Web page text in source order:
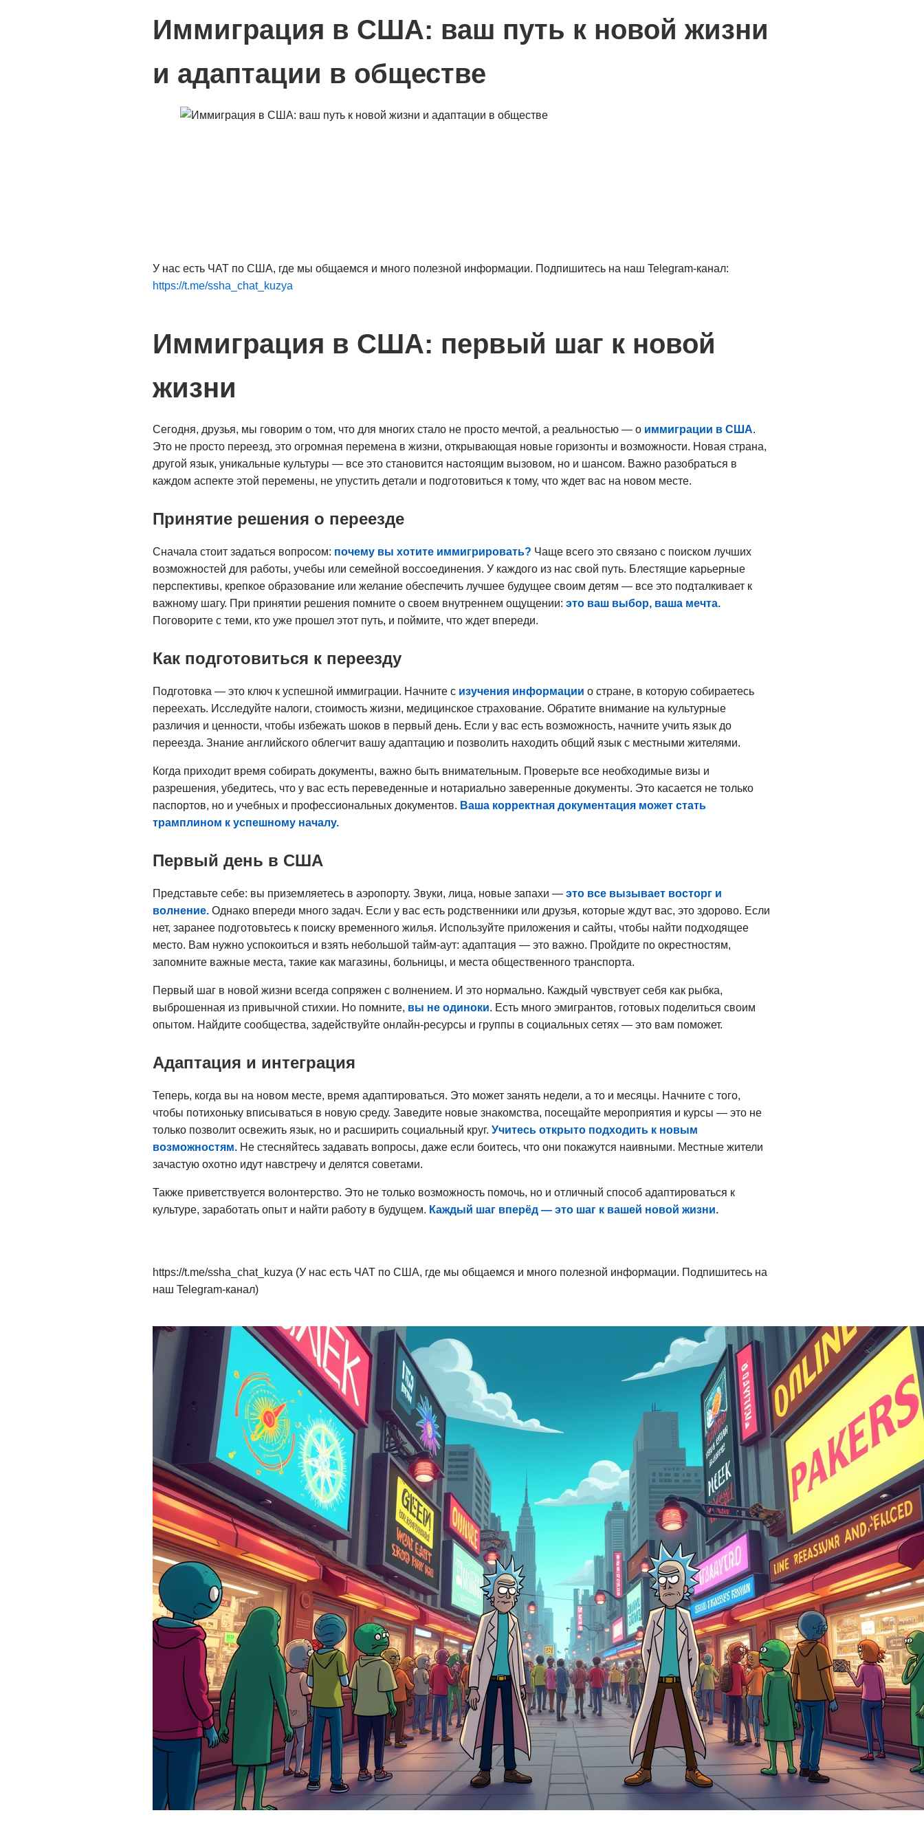
Иммиграция в США: ваш путь к новой жизни
и адаптации в обществе
У нас есть ЧАТ по США, где мы общаемся и много полезной информации. Подпишитесь на наш Telegram-канал:
https://t.me/ssha_chat_kuzya
Иммиграция в США: первый шаг к новой
жизни
Сегодня, друзья, мы говорим о том, что для многих стало не просто мечтой, а реальностью — о иммиграции в США.
Это не просто переезд, это огромная перемена в жизни, открывающая новые горизонты и возможности. Новая страна,
другой язык, уникальные культуры — все это становится настоящим вызовом, но и шансом. Важно разобраться в
каждом аспекте этой перемены, не упустить детали и подготовиться к тому, что ждет вас на новом месте.
Принятие решения о переезде
Сначала стоит задаться вопросом: почему вы хотите иммигрировать? Чаще всего это связано с поиском лучших
возможностей для работы, учебы или семейной воссоединения. У каждого из нас свой путь. Блестящие карьерные
перспективы, крепкое образование или желание обеспечить лучшее будущее своим детям — все это подталкивает к
важному шагу. При принятии решения помните о своем внутреннем ощущении: это ваш выбор, ваша мечта.
Поговорите с теми, кто уже прошел этот путь, и поймите, что ждет впереди.
Как подготовиться к переезду
Подготовка — это ключ к успешной иммиграции. Начните с изучения информации о стране, в которую собираетесь
переехать. Исследуйте налоги, стоимость жизни, медицинское страхование. Обратите внимание на культурные
различия и ценности, чтобы избежать шоков в первый день. Если у вас есть возможность, начните учить язык до
переезда. Знание английского облегчит вашу адаптацию и позволить находить общий язык с местными жителями.
Когда приходит время собирать документы, важно быть внимательным. Проверьте все необходимые визы и
разрешения, убедитесь, что у вас есть переведенные и нотариально заверенные документы. Это касается не только
паспортов, но и учебных и профессиональных документов. Ваша корректная документация может стать
трамплином к успешному началу.
Первый день в США
Представьте себе: вы приземляетесь в аэропорту. Звуки, лица, новые запахи — это все вызывает восторг и
волнение. Однако впереди много задач. Если у вас есть родственники или друзья, которые ждут вас, это здорово. Если
нет, заранее подготовьтесь к поиску временного жилья. Используйте приложения и сайты, чтобы найти подходящее
место. Вам нужно успокоиться и взять небольшой тайм-аут: адаптация — это важно. Пройдите по окрестностям,
запомните важные места, такие как магазины, больницы, и места общественного транспорта.
Первый шаг в новой жизни всегда сопряжен с волнением. И это нормально. Каждый чувствует себя как рыбка,
выброшенная из привычной стихии. Но помните, вы не одиноки. Есть много эмигрантов, готовых поделиться своим
опытом. Найдите сообщества, задействуйте онлайн-ресурсы и группы в социальных сетях — это вам поможет.
Адаптация и интеграция
Теперь, когда вы на новом месте, время адаптироваться. Это может занять недели, а то и месяцы. Начните с того,
чтобы потихоньку вписываться в новую среду. Заведите новые знакомства, посещайте мероприятия и курсы — это не
только позволит освежить язык, но и расширить социальный круг. Учитесь открыто подходить к новым
возможностям. Не стесняйтесь задавать вопросы, даже если боитесь, что они покажутся наивными. Местные жители
зачастую охотно идут навстречу и делятся советами.
Также приветствуется волонтерство. Это не только возможность помочь, но и отличный способ адаптироваться к
культуре, заработать опыт и найти работу в будущем. Каждый шаг вперёд — это шаг к вашей новой жизни.
https://t.me/ssha_chat_kuzya (У нас есть ЧАТ по США, где мы общаемся и много полезной информации. Подпишитесь на
наш Telegram-канал)